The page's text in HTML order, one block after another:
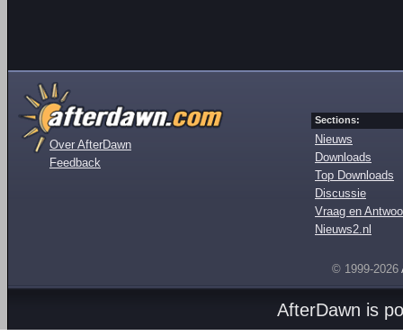
Over AfterDawn
Feedback
Sections:
Nieuws
Downloads
Top Downloads
Discussie
Vraag en
Nieuws2.nl
© 1999-2026
AfterDawn is